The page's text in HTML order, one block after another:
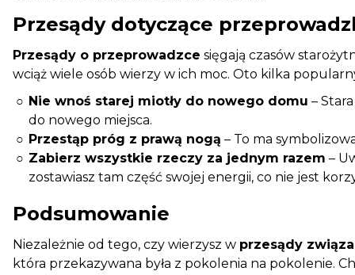
Przesądy dotyczące
Przesądy o przeprowadzce sięgają czasów
wciąż wiele osób wierzy w ich moc. Oto kilka
Nie wnoś starej miotły do nowego domu –
do nowego miejsca.
Przestąp próg z prawą nogą – To ma
Zabierz wszystkie rzeczy za jednym razem –
zostawiasz tam część swojej energii, co nie jest
Podsumowanie
Niezależnie od tego, czy wierzysz w przesądy
która przekazywana była z pokolenia na pokolenie.